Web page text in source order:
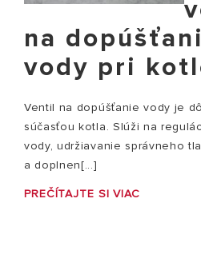
na
vody pri
Ventil na dopúšťanie vody je
súčasťou kotla. Slúži na
vody, udržiavanie správneho
a doplnen[...]
PREČÍTAJTE SI VIAC